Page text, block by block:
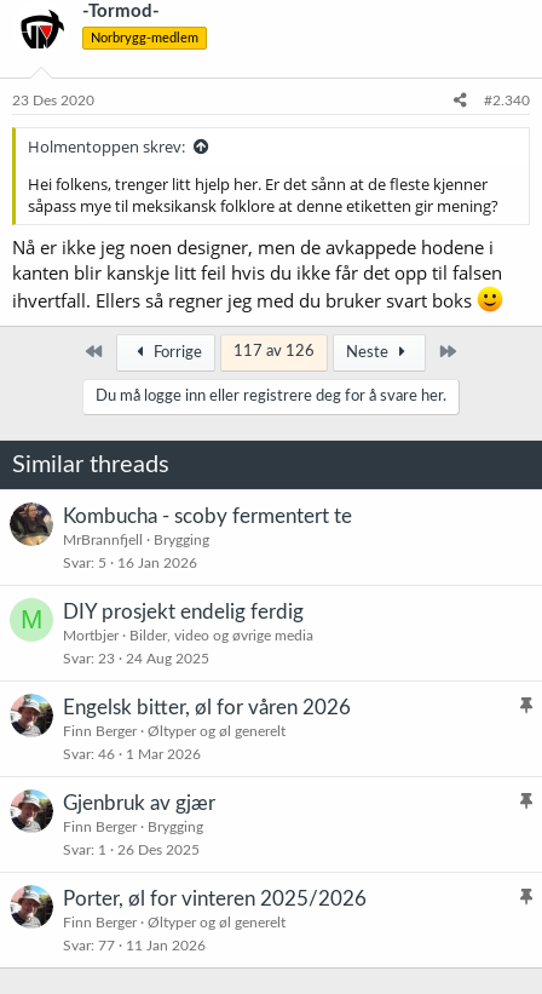
s
j
e
-Tormod-
Norbrygg-medlem
23 Des 2020 #2.340
Holmentoppen skrev:
Hei folkens, trenger litt hjelp her. Er det sånn at de fleste kjenner
såpass mye til meksikansk folklore at denne etiketten gir mening?
Nå er ikke jeg noen designer, men de avkappede hodene i
kanten blir kanskje litt feil hvis du ikke får det opp til falsen
ihvertfall. Ellers så regner jeg med du bruker svart boks
Først Forrige 117 av 126 Neste
Du må logge inn eller registrere deg for å svare her.
Similar threads
Kombucha - scoby fermentert te
MrBrannfjell
Brygging
Svar 5 16 Jan 2026
M DIY prosjekt endelig ferdig
Mortbjer
Bilder, video og øvrige media
Svar 23 24 Aug 2025
K
t
Engelsk bitter, øl for våren 2026
Finn Berger
Øltyper og øl generelt
Svar 46 1 Mar 2026
K
t
Gjenbruk av gjær
Finn Berger
Brygging
Svar 1 26 Des 2025
K
s
Porter, øl for vinteren 2025/2026
Finn Berger
Øltyper og øl generelt
Svar 77 11 Jan 2026